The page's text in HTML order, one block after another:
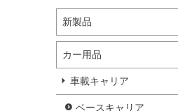
新製品
カー用品
車載キャリア
ベースキャリア